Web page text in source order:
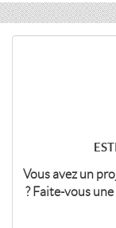
Vous avez un
? Faite-vous